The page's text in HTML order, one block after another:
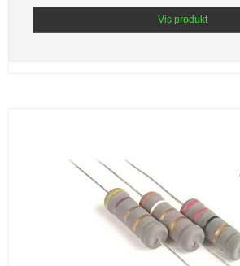
Vis produkt